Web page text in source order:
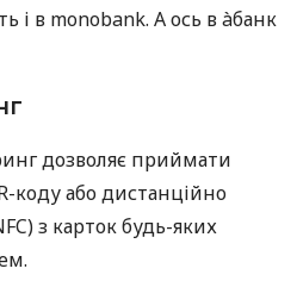
і в monobank. А ось в àбанк
дозволяє приймати
коду або дистанційно
з карток будь-яких